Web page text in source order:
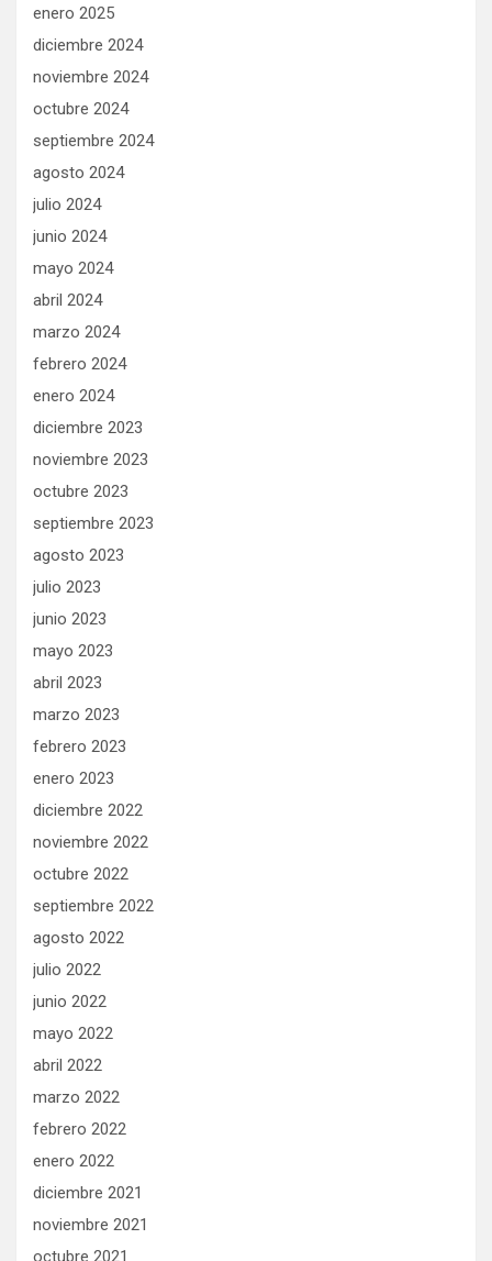
enero 2025
diciembre 2024
noviembre 2024
octubre 2024
septiembre 2024
agosto 2024
julio 2024
junio 2024
mayo 2024
abril 2024
marzo 2024
febrero 2024
enero 2024
diciembre 2023
noviembre 2023
octubre 2023
septiembre 2023
agosto 2023
julio 2023
junio 2023
mayo 2023
abril 2023
marzo 2023
febrero 2023
enero 2023
diciembre 2022
noviembre 2022
octubre 2022
septiembre 2022
agosto 2022
julio 2022
junio 2022
mayo 2022
abril 2022
marzo 2022
febrero 2022
enero 2022
diciembre 2021
noviembre 2021
octubre 2021